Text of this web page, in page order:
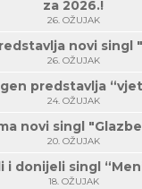
za 2026.!
26. OŽUJAK
novi singl
26. OŽUJAK
predstavlja
24. OŽUJAK
novi singl
20. OŽUJAK
i donijeli singl
18. OŽUJAK